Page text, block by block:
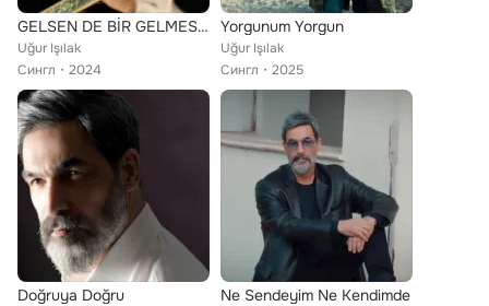
GELSEN DE BİR GELMESEN DE
Uğur Işılak
Сингл
2024
Yorgunum Yorgun
Uğur Işılak
Сингл
2025
Doğruya Doğru Ne Sendeyim Ne Kendimde